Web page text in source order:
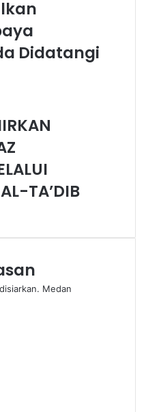
Didatangi
TA’DIB
Medan